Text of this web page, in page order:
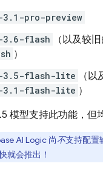
3.1-pro-preview
3.6-flash
（以及较
）
3.5-flash-lite （
3.1-flash-lite ）
模型支持此功能，但
AI Logic尚不支持配置
就会推出！